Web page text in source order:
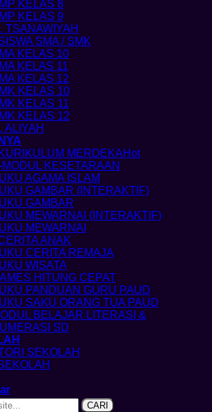
KELAS 8
KELAS 9
TSANAWIYAH
SMA / SMK
KELAS 10
KELAS 11
KELAS 12
KELAS 10
KELAS 11
KELAS 12
ALIYAH
MERDEKA
MODUL KESETARAAN
AGAMA ISLAM
GAMBAR (INTERAKTIF)
GAMBAR
MEWARNAI (INTERAKTIF)
MEWARNAI
ANAK
CERITA REMAJA
WISATA
HITUNG CEPAT
PANDUAN GURU PAUD
SAKU ORANG TUA PAUD
BELAJAR LITERASI &
SD
SEKOLAH
CARI